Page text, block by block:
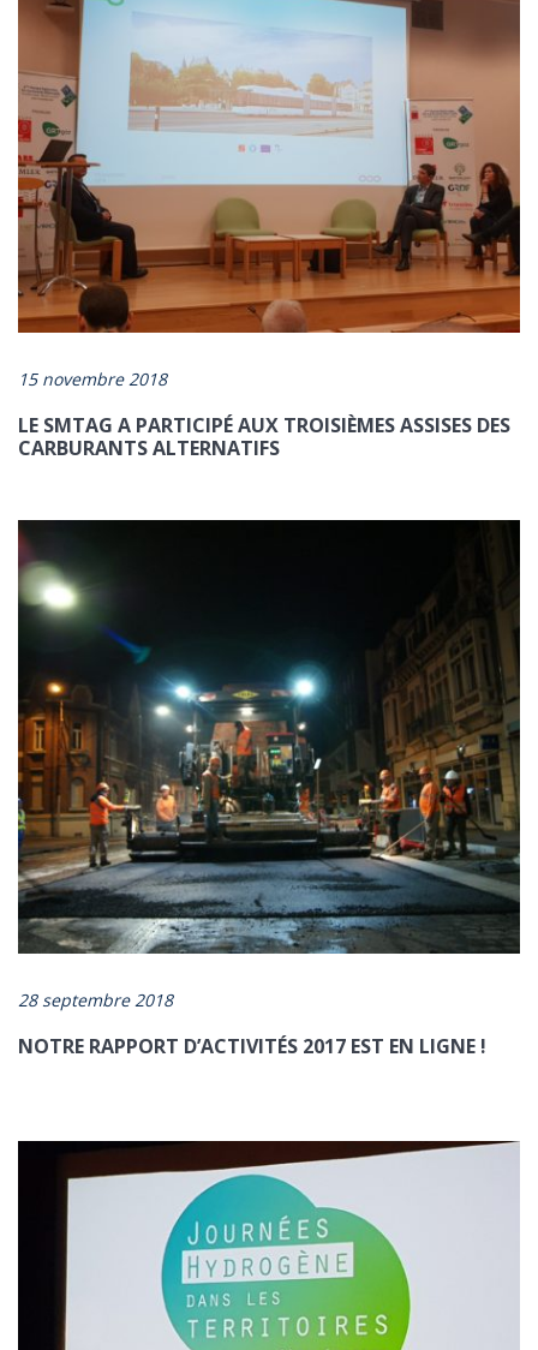
15 novembre 2018
LE SMTAG A PARTICIPÉ AUX TROISIÈMES ASSISES DES
CARBURANTS ALTERNATIFS
28 septembre 2018
NOTRE RAPPORT D’ACTIVITÉS 2017 EST EN LIGNE !